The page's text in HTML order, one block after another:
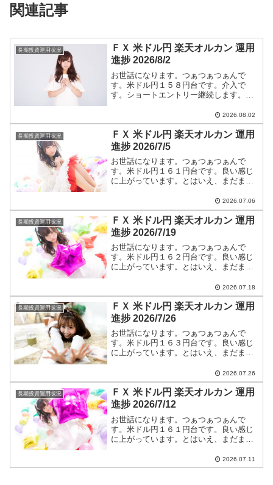
関連記事
長期投資運用状況
ＦＸ 米ドル円 楽天オルカン 運用
進捗 2026/8/2
お世話になります。つぁつぁつぁんで
す。米ドル円１５８円台です。介入で
す。ショートエントリー継続します。米
つぁつぁつぁん戦略は【米ドル円】に全
て書いています。
2026.08.02
長期投資運用状況
ＦＸ 米ドル円 楽天オルカン 運用
進捗 2026/7/5
お世話になります。つぁつぁつぁんで
す。米ドル円１６１円台です。良い感じ
に上がっています。とはいえ、まだまだ
す。米ドル円ショートエントリー手法と
今後のつぁつぁつぁん戦略は【米ドル
円】に全て書いています。
2026.07.06
長期投資運用状況
ＦＸ 米ドル円 楽天オルカン 運用
進捗 2026/7/19
お世話になります。つぁつぁつぁんで
す。米ドル円１６２円台です。良い感じ
に上がっています。とはいえ、まだまだ
す。米ドル円ショートエントリー手法と
今後のつぁつぁつぁん戦略は【米ドル
円】に全て書いています。
2026.07.18
長期投資運用状況
ＦＸ 米ドル円 楽天オルカン 運用
進捗 2026/7/26
お世話になります。つぁつぁつぁんで
す。米ドル円１６３円台です。良い感じ
に上がっています。とはいえ、まだまだ
す。米ドル円ショートエントリー手法と
今後のつぁつぁつぁん戦略は【米ドル
円】に全て書いています。
2026.07.26
長期投資運用状況
ＦＸ 米ドル円 楽天オルカン 運用
進捗 2026/7/12
お世話になります。つぁつぁつぁんで
す。米ドル円１６１円台です。良い感じ
に上がっています。とはいえ、まだまだ
す。米ドル円ショートエントリー手法と
今後のつぁつぁつぁん戦略は【米ドル
2026.07.11